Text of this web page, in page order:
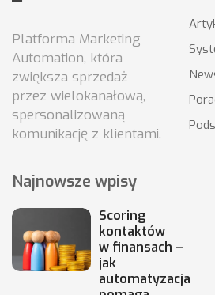
Platforma Marketing
Automation, która
zwiększa sprzedaż
przez wielokanałową,
spersonalizowaną
komunikację z klientami.
Najnowsze wpisy
Scoring
kontaktów
w finansach –
jak
automatyzacja